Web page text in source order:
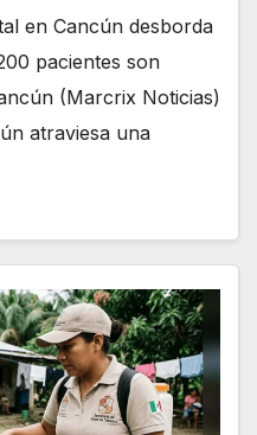
en Cancún desborda
pacientes son
(Marcrix Noticias)
atraviesa una